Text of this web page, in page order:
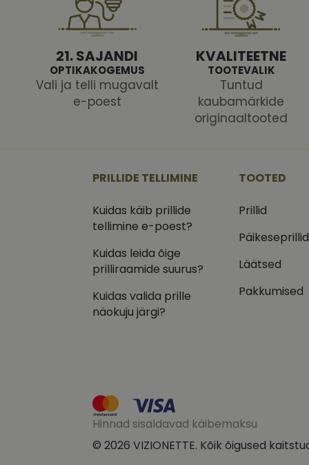
21. SAJANDI
OPTIKAKOGEMUS
Vali ja telli mugavalt
e-poest
KVALITEETNE
TOOTEVALIK
Tuntud
kaubamärkide
originaaltooted
PRILLIDE TELLIMINE
Kuidas käib prillide
tellimine e-poest?
Kuidas leida õige
prilliraamide suurus?
Kuidas valida prille
näokuju järgi?
TOOTED
Prillid
Päikeseprillid
Läätsed
Pakkumised
Hinnad sisaldavad käibemaksu
© 2026 VIZIONETTE. Kõik õigused
CookieScriptConsent
csrftoken
_ga_VQ82NFQ41G
__kla_id
test_cookie
_fbp